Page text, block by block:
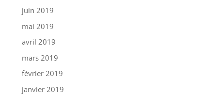
juin 2019
mai 2019
avril 2019
mars 2019
février 2019
janvier 2019